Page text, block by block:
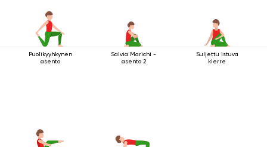
Puolikyyhkynen
asento
Salvia Marichi -
asento 2
Suljettu istuva
kierre